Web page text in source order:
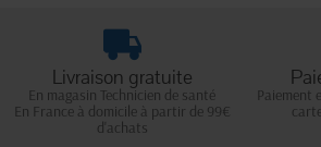
Livraison gratuite
En magasin Technicien de santé
En France à domicile à partir de 99€
d'achats
Paiement